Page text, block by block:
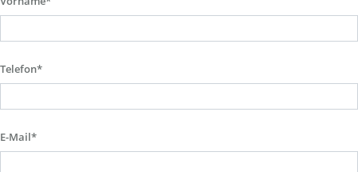
Telefon*
E-Mail*